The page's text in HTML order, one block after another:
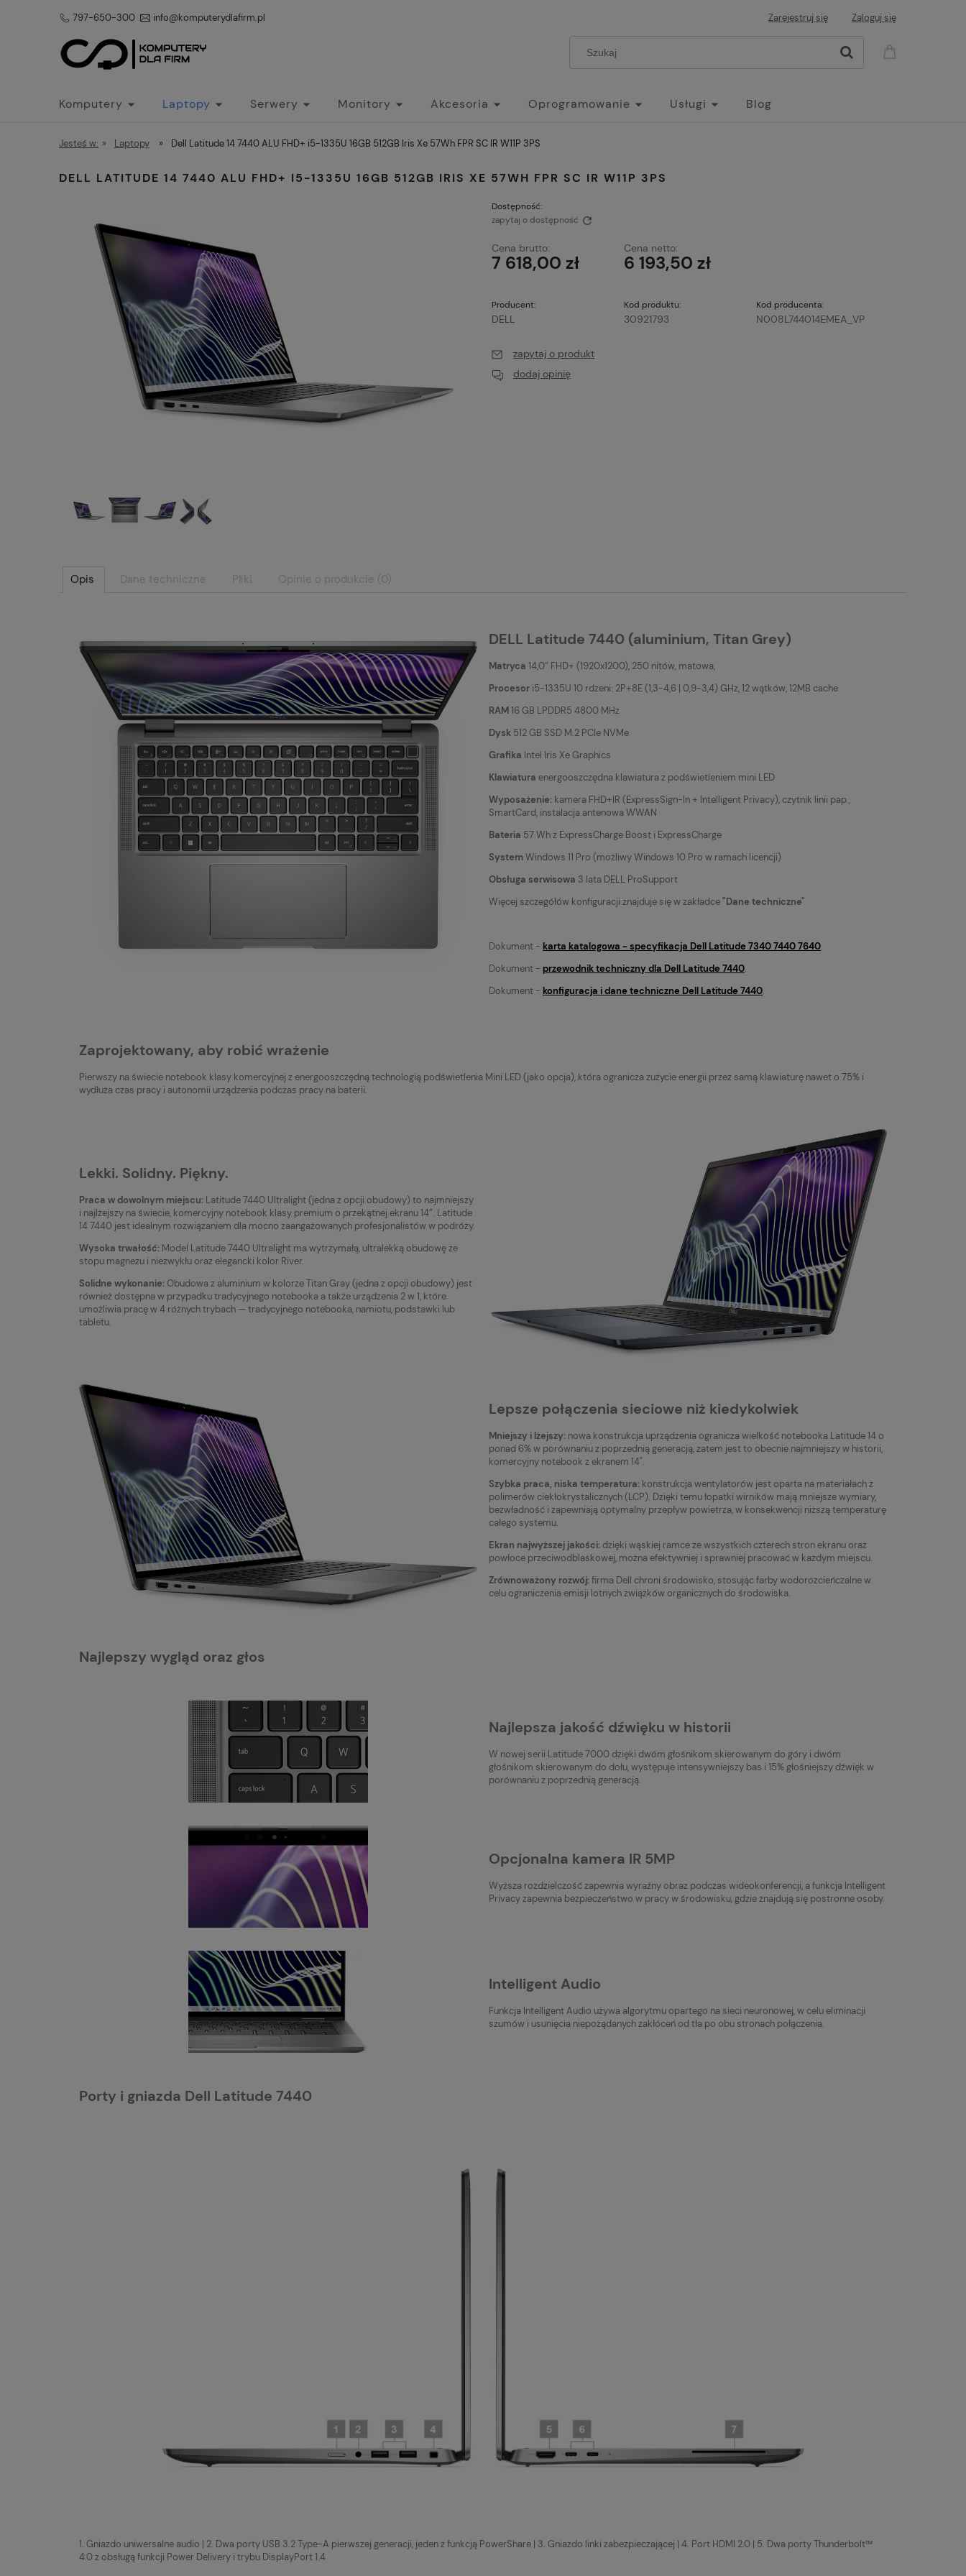
797-650-300 info@komputerydlafirm.pl Zarejestruj się Zaloguj się
Komputery Laptopy Serwery Monitory Akcesoria Oprogramowanie Usługi Blog
Jesteś w: » Laptopy » Dell Latitude 14 7440 ALU FHD+ i5-1335U 16GB 512GB Iris Xe 57Wh FPR SC IR W11P 3PS
DELL LATITUDE 14 7440 ALU FHD+ I5-1335U 16GB 512GB IRIS XE 57WH FPR SC IR W11P 3PS
Dostępność:
zapytaj o dostępność
Cena brutto:
7 618,00 zł
Cena netto:
6 193,50 zł
Producent:
DELL
Kod produktu:
30921793
Kod producenta:
N008L744014EMEA_VP
zapytaj o produkt
dodaj opinię
Opis Dane techniczne Pliki Opinie o produkcie (0)
DELL Latitude 7440 (aluminium, Titan Grey)
Matryca 14,0″ FHD+ (1920x1200), 250 nitów, matowa,
Procesor i5-1335U 10 rdzeni: 2P+8E (1,3-4,6 | 0,9-3,4) GHz, 12 wątków, 12MB cache
RAM16 GB LPDDR5 4800 MHz
Dysk 512 GB SSD M.2 PCIe NVMe
Grafika Intel Iris Xe Graphics
Klawiatura energooszczędna klawiatura z podświetleniem mini LED
Wyposażenie: kamera FHD+IR (ExpressSign-In + Intelligent Privacy), czytnik linii pap.,
SmartCard, instalacja antenowa WWAN
Bateria 57 Wh z ExpressCharge Boost i ExpressCharge
SystemWindows 11 Pro (możliwy Windows 10 Pro w ramach licencji)
Obsługa serwisowa 3 lata DELL ProSupport
Więcej szczegółów konfiguracji znajduje się w zakładce"Dane techniczne"
Dokument - karta katalogowa - specyfikacja Dell Latitude 7340 7440 7640.
Dokument - przewodnik techniczny dla Dell Latitude 7440.
Dokument - konfiguracja i dane techniczne Dell Latitude 7440.
Zaprojektowany, aby robić wrażenie
Pierwszy na świecie notebook klasy komercyjnej z energooszczędną technologią podświetlenia Mini LED (jako opcja), która ogranicza zużycie energii przez samą klawiaturę nawet o 75% i
wydłuża czas pracy i autonomii urządzenia podczas pracy na baterii.
Lekki. Solidny. Piękny.
Praca w dowolnym miejscu: Latitude 7440 Ultralight (jedna z opcji obudowy) to najmniejszy
i najlżejszy na świecie, komercyjny notebook klasy premium o przekątnej ekranu 14”. Latitude
14 7440 jest idealnym rozwiązaniem dla mocno zaangażowanych profesjonalistów w podróży.
Wysoka trwałość: Model Latitude 7440 Ultralight ma wytrzymałą, ultralekką obudowę ze
stopu magnezu i niezwykłu oraz elegancki kolor River.
Solidne wykonanie:Obudowa z aluminium w kolorze Titan Gray (jedna z opcji obudowy) jest
również dostępna w przypadku tradycyjnego notebooka a także urządzenia 2 w 1, które
umożliwia pracę w 4 różnych trybach — tradycyjnego notebooka, namiotu, podstawki lub
tabletu.
Lepsze połączenia sieciowe niż kiedykolwiek
Mniejszy i lżejszy: nowa konstrukcja uprządzenia ogranicza wielkość notebooka Latitude 14 o
ponad 6% w porównaniu z poprzednią generacją, zatem jest to obecnie najmniejszy w historii,
komercyjny notebook z ekranem 14".
Szybka praca, niska temperatura: konstrukcja wentylatorów jest oparta na materiałach z
polimerów ciekłokrystalicznych (LCP). Dzięki temu łopatki wirników mają mniejsze wymiary,
bezwładność i zapewniają optymalny przepływ powietrza, w konsekwencji niższą temperaturę
całego systemu.
Ekran najwyższej jakości:dzięki wąskiej ramce ze wszystkich czterech stron ekranu oraz
powłoce przeciwodblaskowej, można efektywniej i sprawniej pracować w każdym miejscu.
Zrównoważony rozwój:firma Dell chroni środowisko, stosując farby wodorozcieńczalne w
celu ograniczenia emisji lotnych związków organicznych do środowiska.
Najlepszy wygląd oraz głos
Najlepsza jakość dźwięku w historii
W nowej serii Latitude 7000 dzięki dwóm głośnikom skierowanym do góry i dwóm
głośnikom skierowanym do dołu, występuje intensywniejszy bas i 15% głośniejszy dźwięk w
porównaniu z poprzednią generacją.
Opcjonalna kamera IR 5MP
Wyższa rozdzielczość zapewnia wyraźny obraz podczas wideokonferencji, a funkcja Intelligent
Privacy zapewnia bezpieczeństwo w pracy w środowisku, gdzie znajdują się postronne osoby.
Intelligent Audio
Funkcja Intelligent Audio używa algorytmu opartego na sieci neuronowej, w celu eliminacji
szumów i usunięcia niepożądanych zakłóceń od tła po obu stronach połączenia.
Porty i gniazda Dell Latitude 7440
1. Gniazdo uniwersalne audio | 2. Dwa porty USB 3.2 Type-A pierwszej generacji, jeden z funkcją PowerShare | 3. Gniazdo linki zabezpieczającej | 4. Port HDMI 2.0 | 5. Dwa porty Thunderbolt™
4.0 z obsługą funkcji Power Delivery i trybu DisplayPort 1.4